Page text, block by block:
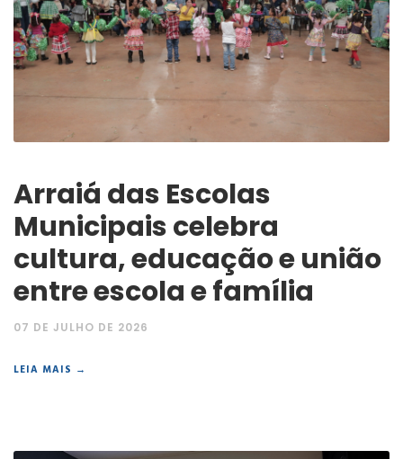
Arraiá das Escolas
Municipais celebra
cultura, educação e união
entre escola e família
07 DE JULHO DE 2026
LEIA MAIS →